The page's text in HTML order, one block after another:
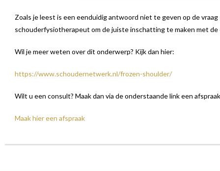
Zoals je leest is een eenduidig antwoord niet te geven op de
schouderfysiotherapeut om de juiste inschatting te maken met
Wil je meer weten over dit onderwerp? Kijk dan hier:
https://www.schoudernetwerk.nl/frozen-shoulder/
Wilt u een consult? Maak dan via de onderstaande link een
Maak hier een afspraak